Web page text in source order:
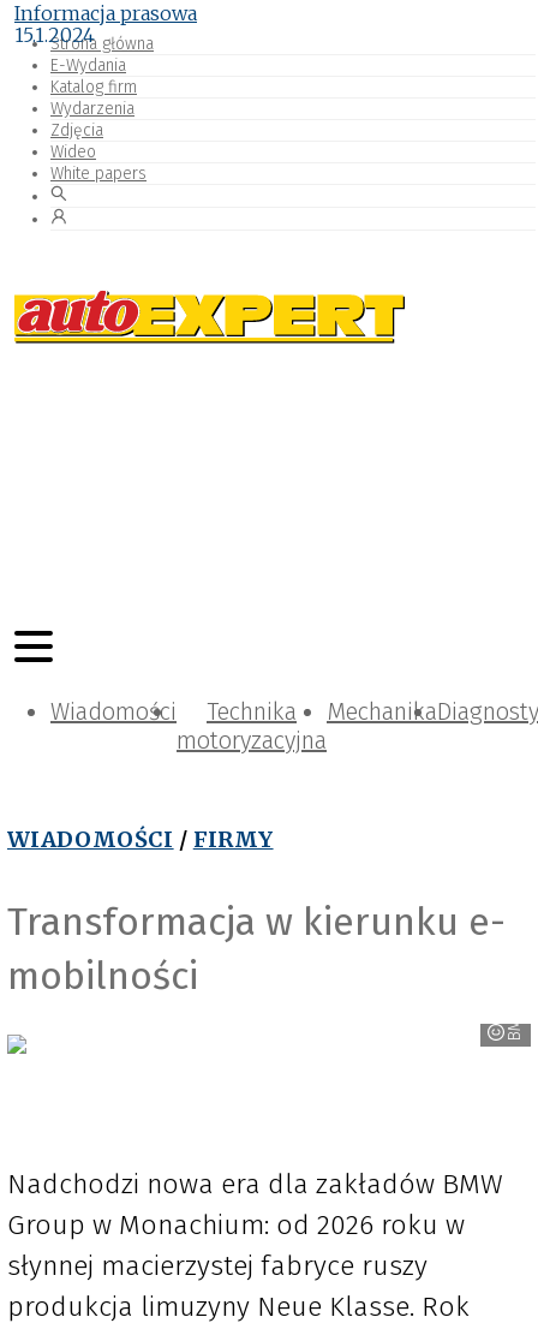
Strona główna
E-Wydania
Katalog firm
Wydarzenia
Zdjęcia
Wideo
White papers
Wiadomości
Technika
motoryzacyjna
Mechanika
WIADOMOŚCI / FIRMY
Transformacja w kierunku e-
mobilności
BMW
Informacja prasowa
15.1.2024
Nadchodzi nowa era dla zakładów BMW
Group w Monachium: od 2026 roku w
słynnej macierzystej fabryce ruszy
produkcja limuzyny Neue Klasse. Rok